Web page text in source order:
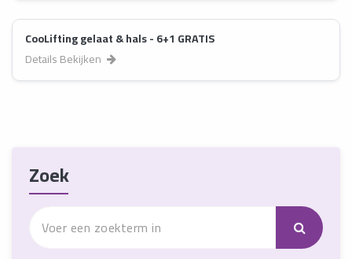
CooLifting gelaat & hals - 6+1 GRATIS
Details Bekijken
Zoek